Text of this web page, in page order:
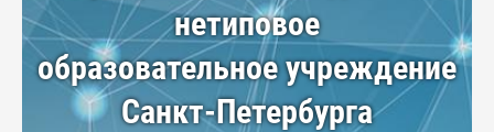
нетиповое
образовательное учреждение
Санкт-Петербурга